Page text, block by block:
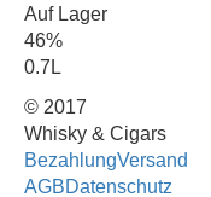
Auf Lager
46%
0.7L
© 2017
Whisky & Cigars
BezahlungVersand
AGBDatenschutz